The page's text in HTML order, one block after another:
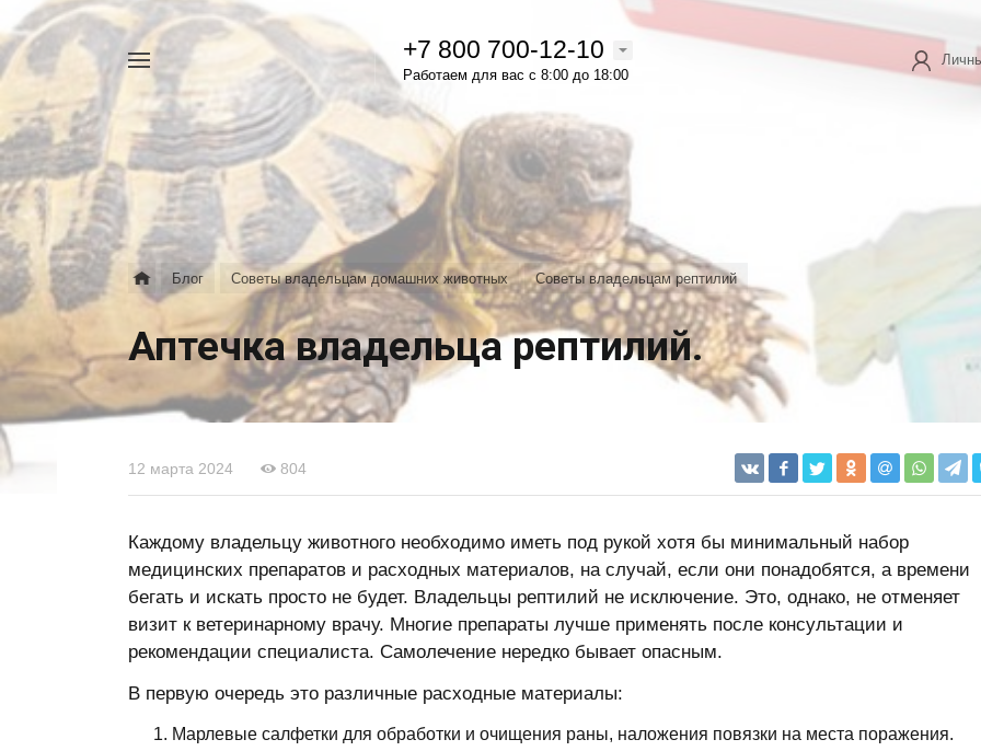
вездеНайти
Например,
+7 800 700-12-10
Работаем для вас с 8:00 до 18:00
Блог Советы владельцам домашних животных Советы владельцам рептилий
Аптечка владельца рептилий.
12 марта 2024 804
Каждому владельцу животного необходимо иметь под рукой хотя бы минимальный набор
медицинских препаратов и расходных материалов, на случай, если они понадобятся, а времени
бегать и искать просто не будет. Владельцы рептилий не исключение. Это, однако, не отменяет
визит к ветеринарному врачу. Многие препараты лучше применять после консультации и
рекомендации специалиста. Самолечение нередко бывает опасным.
В первую очередь это различные расходные материалы:
Марлевые салфетки для обработки и очищения раны, наложения повязки на места поражения.